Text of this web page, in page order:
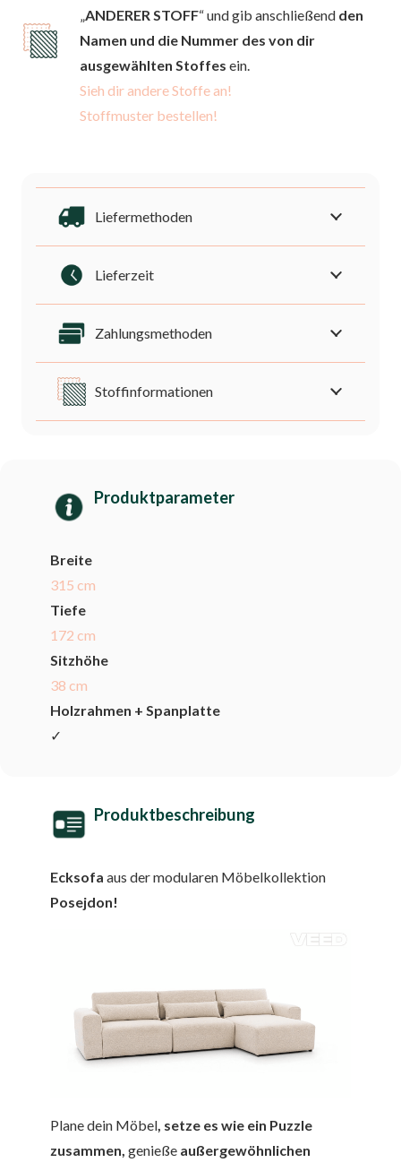
Kollektion,
bewegliche
Kopfstützen
„ANDERER STOFF“ und gib anschließend den
Namen und die Nummer des von dir
ausgewählten Stoffes ein.
Sieh dir andere Stoffe an!
Stoffmuster bestellen!
Liefermethoden
Lieferzeit
Zahlungsmethoden
Stoffinformationen
Produktparameter
Breite
315 cm
Tiefe
172 cm
Sitzhöhe
38 cm
Holzrahmen + Spanplatte
✓
Produktbeschreibung
Ecksofa aus der modularen Möbelkollektion
Posejdon!
Plane dein Möbel, setze es wie ein Puzzle
zusammen, genieße außergewöhnlichen